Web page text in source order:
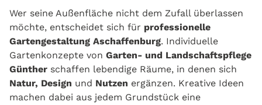
Wer seine Außenfläche nicht dem Zufall überlassen
möchte, entscheidet sich für professionelle
Gartengestaltung Aschaffenburg. Individuelle
Gartenkonzepte von Garten- und Landschaftspflege
Günther schaffen lebendige Räume, in denen sich
Natur, Design und Nutzen ergänzen. Kreative Ideen
machen dabei aus jedem Grundstück eine